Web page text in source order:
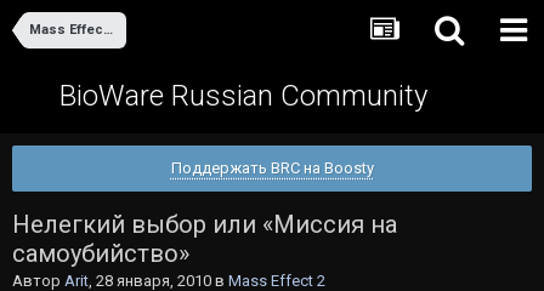
Mass Effect 2
BioWare Russian Community
Поддержать BRC на Boosty
Нелегкий выбор или «Миссия на
самоубийство»
Автор Arit, 28 января, 2010 в Mass Effect 2